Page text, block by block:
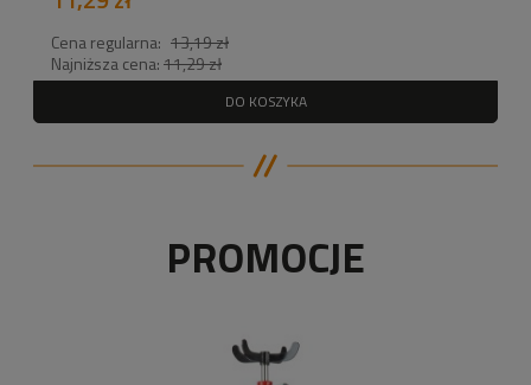
Cena regularna: 13,19 zł
Najniższa cena:11,29 zł
DO KOSZYKA
PROMOCJE